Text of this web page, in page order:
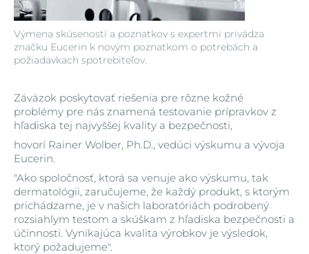
Výmena skúseností a poznatkov s expertmi privádza
značku Eucerin k novým poznatkom o potrebách a
požiadavkach spotrebiteľov.
Záväzok poskytovať riešenia pre rôzne kožné
problémy pre nás znamená testovanie prípravkov z
hľadiska tej najvyššej kvality a bezpečnosti,
hovorí Rainer Wolber, Ph.D., vedúci výskumu a vývoja
Eucerin.
"Ako spoločnosť, ktorá sa venuje ako výskumu, tak
dermatológii, zaručujeme, že každý produkt, s ktorým
prichádzame, je v našich laboratóriách podrobený
rozsiahlym testom a skúškam z hľadiska bezpečnosti a
účinnosti. Vynikajúca kvalita výrobkov je výsledok,
ktorý požadujeme".